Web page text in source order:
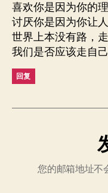
喜欢你是因为你的理
讨厌你是因为你让
世界上本没有路，
我们是否应该走自己
回复
您的邮箱地址不